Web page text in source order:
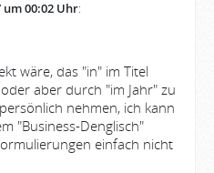
um 00:02 Uhr:
wäre, das "in" im Titel
aber durch "im Jahr" zu
nehmen, ich kann
"Business-Denglisch"
einfach nicht